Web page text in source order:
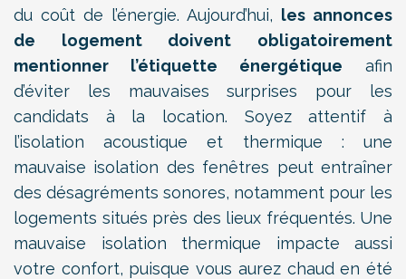
du coût de l’énergie. Aujourd’hui, les annonces
de logement doivent obligatoirement
mentionner l’étiquette énergétique afin
d’éviter les mauvaises surprises pour les
candidats à la location. Soyez attentif à
l’isolation acoustique et thermique : une
mauvaise isolation des fenêtres peut entraîner
des désagréments sonores, notamment pour les
logements situés près des lieux fréquentés. Une
mauvaise isolation thermique impacte aussi
votre confort, puisque vous aurez chaud en été